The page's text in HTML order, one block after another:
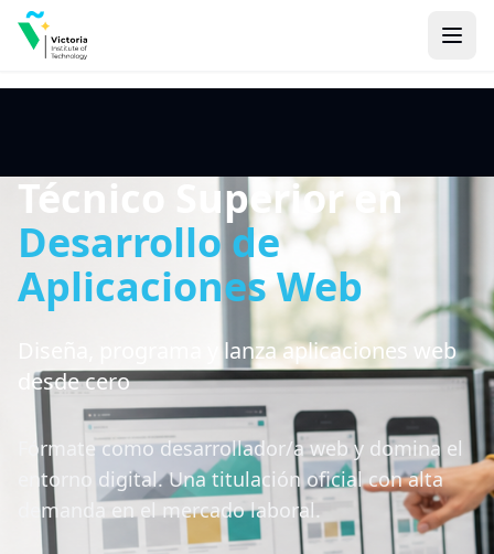
Técnico Superior en
Desarrollo de
Aplicaciones Web
Diseña, programa y lanza aplicaciones web
desde cero
Fórmate como desarrollador/a web y domina el
entorno digital. Una titulación oficial con alta
demanda en el mercado laboral.